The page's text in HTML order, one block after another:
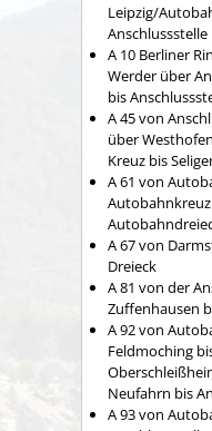
Leipzig/
A 10 Berliner
Werder über
bis
A 45 von
über
Kreuz bis
A 61 von
A 67 von
Dreieck
A 81 von der
Zuffenhausen
A 92 von
Feldmoching
Neufahrn bis
A 93 von